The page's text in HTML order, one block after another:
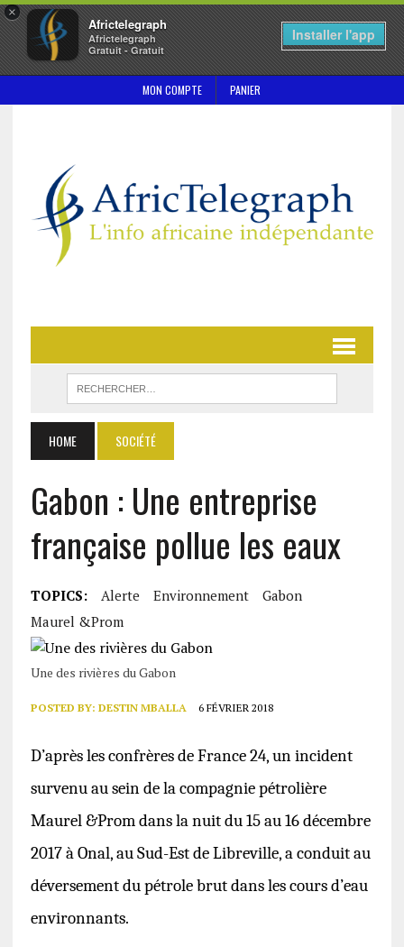
×
Africtelegraph
Africtelegraph
Gratuit - Gratuit
Installer l'app
MON COMPTE PANIER
HOME SOCIÉTÉ
Gabon : Une entreprise
française pollue les eaux
TOPICS: Alerte Environnement
Gabon
Maurel &Prom
Une des rivières du Gabon
POSTED BY: DESTIN MBALLA 6 FÉVRIER 2018
D’après les confrères de France 24, un incident
survenu au sein de la compagnie pétrolière
Maurel &Prom dans la nuit du 15 au 16 décembre
2017 à Onal, au Sud-Est de Libreville, a conduit au
déversement du pétrole brut dans les cours d’eau
environnants.